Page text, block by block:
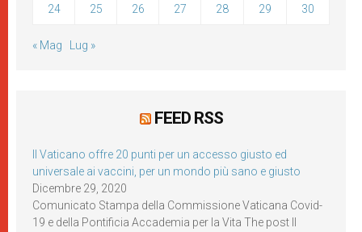
24 25 26 27 28 29 30
« Mag Lug »
FEED RSS
Il Vaticano offre 20 punti per un accesso giusto ed
universale ai vaccini, per un mondo più sano e giusto
Dicembre 29, 2020
Comunicato Stampa della Commissione Vaticana Covid-
19 e della Pontificia Accademia per la Vita The post Il